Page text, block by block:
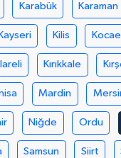
Karabük Karaman
Kayseri Kilis
Kırıkkale
Mardin
Niğde Ordu
Samsun Siirt